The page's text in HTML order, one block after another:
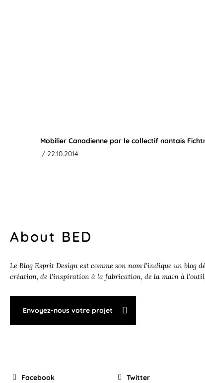
Mobilier Canadienne par le collectif nantais
/ 22.10.2014
About BED
Le Blog Esprit Design est comme son nom l’indique un blog
création, de l’inspiration à la fabrication, de la main à
Envoyez-nous votre projet
Facebook Twitter